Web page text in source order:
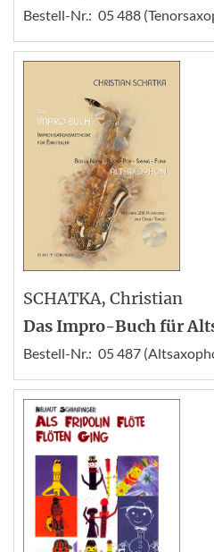
Bestell-Nr.: 05 488
SCHATKA, Christian
Das Impro-Buch für
Bestell-Nr.: 05 487